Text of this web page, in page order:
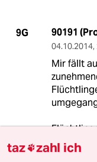
9G 90191
04.10.2014,
Mir fällt
Deutsch,
und
taz zahl ich